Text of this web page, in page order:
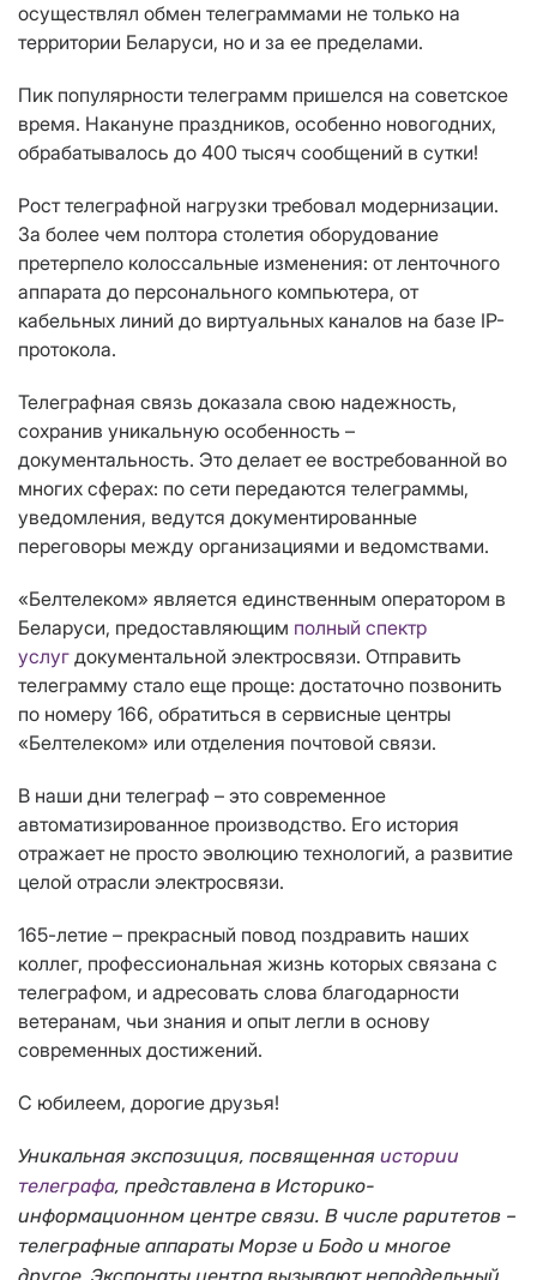
осуществлял обмен телеграммами не только на
территории Беларуси, но и за ее пределами.
Пик популярности телеграмм пришелся на советское
время. Накануне праздников, особенно новогодних,
обрабатывалось до 400 тысяч сообщений в сутки!
Рост телеграфной нагрузки требовал модернизации.
За более чем полтора столетия оборудование
претерпело колоссальные изменения: от ленточного
аппарата до персонального компьютера, от
кабельных линий до виртуальных каналов на базе IP-
протокола.
Телеграфная связь доказала свою надежность,
сохранив уникальную особенность –
документальность. Это делает ее востребованной во
многих сферах: по сети передаются телеграммы,
уведомления, ведутся документированные
переговоры между организациями и ведомствами.
«Белтелеком» является единственным оператором в
Беларуси, предоставляющим полный спектр
услуг документальной электросвязи. Отправить
телеграмму стало еще проще: достаточно позвонить
по номеру 166, обратиться в сервисные центры
«Белтелеком» или отделения почтовой связи.
В наши дни телеграф – это современное
автоматизированное производство. Его история
отражает не просто эволюцию технологий, а развитие
целой отрасли электросвязи.
165-летие – прекрасный повод поздравить наших
коллег, профессиональная жизнь которых связана с
телеграфом, и адресовать слова благодарности
ветеранам, чьи знания и опыт легли в основу
современных достижений.
С юбилеем, дорогие друзья!
Уникальная экспозиция, посвященная истории
телеграфа, представлена в Историко-
информационном центре связи. В числе раритетов –
телеграфные аппараты Морзе и Бодо и многое